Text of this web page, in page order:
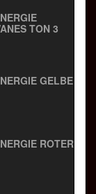
TON 3
GELBER
ROTER